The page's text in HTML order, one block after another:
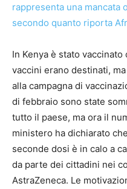
rappresenta una mancata
secondo quanto riporta
In Kenya è stato
vaccini erano destinati,
alla campagna di
di febbraio sono state
tutto il paese, ma ora il
ministero ha dichiarato
seconde dosi è in calo a
da parte dei cittadini nei
AstraZeneca. Le